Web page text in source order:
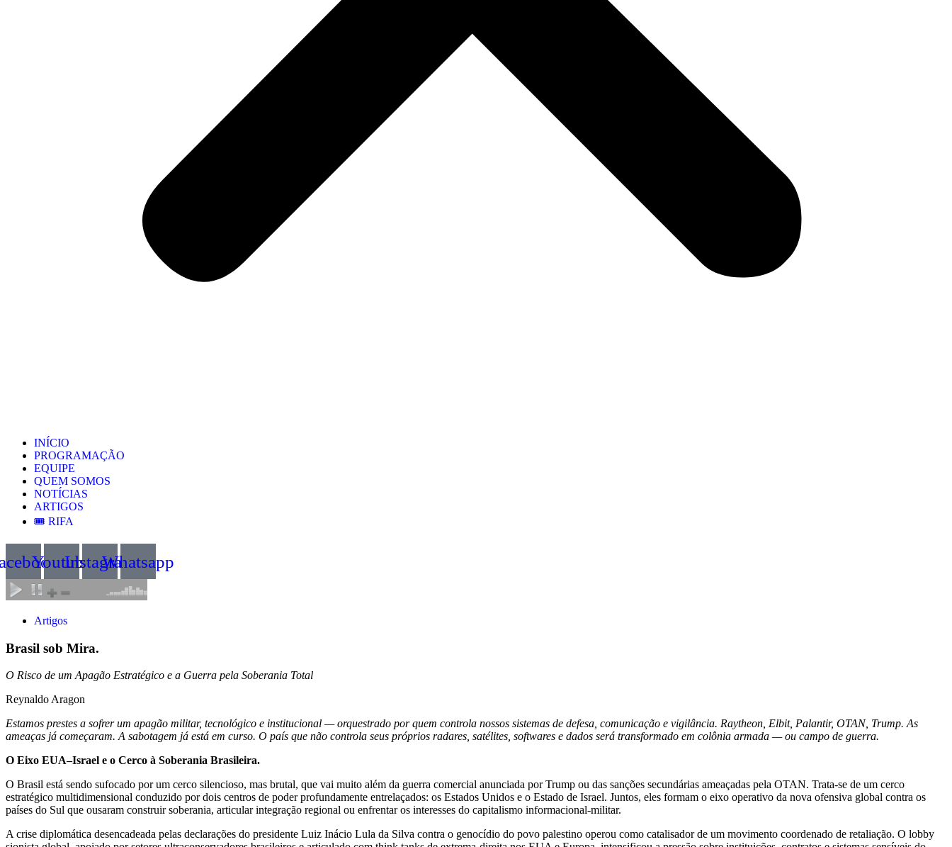
INÍCIO
PROGRAMAÇÃO
EQUIPE
QUEM SOMOS
NOTÍCIAS
ARTIGOS
🎟️ RIFA
YoutubeInstagramWhatsapp
Artigos
Brasil sob Mira.
O Risco de um Apagão Estratégico e a Guerra pela Soberania Total
Reynaldo Aragon
Estamos prestes a sofrer um apagão militar, tecnológico e institucional — orquestrado por quem controla nossos sistemas de defesa, comunicação e vigilância. Raytheon, Elbit, Palantir, OTAN, Trump. As
ameaças já começaram. A sabotagem já está em curso. O país que não controla seus próprios radares, satélites, softwares e dados será transformado em colônia armada — ou campo de guerra.
O Eixo EUA–Israel e o Cerco à Soberania Brasileira.
O Brasil está sendo sufocado por um cerco silencioso, mas brutal, que vai muito além da guerra comercial anunciada por Trump ou das sanções secundárias ameaçadas pela OTAN. Trata-se de um cerco
estratégico multidimensional conduzido por dois centros de poder profundamente entrelaçados: os Estados Unidos e o Estado de Israel. Juntos, eles formam o eixo operativo da nova ofensiva global contra os
países do Sul que ousaram construir soberania, articular integração regional ou enfrentar os interesses do capitalismo informacional-militar.
A crise diplomática desencadeada pelas declarações do presidente Luiz Inácio Lula da Silva contra o genocídio do povo palestino operou como catalisador de um movimento coordenado de retaliação. O lobby